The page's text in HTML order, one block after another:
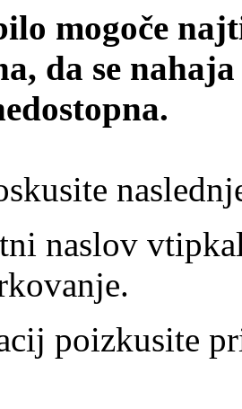
mogoče
da se
naslov
poizkusite